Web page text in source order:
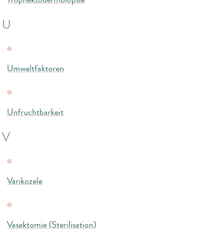
U
Umweltfaktoren
Unfruchtbarkeit
V
Varikozele
Vasektomie (Sterilisation)